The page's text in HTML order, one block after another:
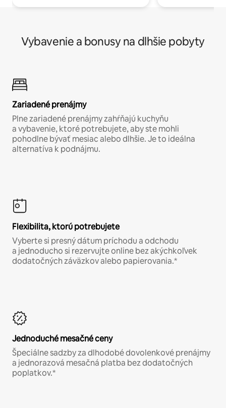
Vybavenie a bonusy na dlhšie pobyty
Zariadené prenájmy
Plne zariadené prenájmy zahŕňajú kuchyňu
a vybavenie, ktoré potrebujete, aby ste mohli
pohodlne bývať mesiac alebo dlhšie. Je to ideálna
alternatíva k podnájmu.
Flexibilita, ktorú potrebujete
Vyberte si presný dátum príchodu a odchodu
a jednoducho si rezervujte online bez akýchkoľvek
dodatočných záväzkov alebo papierovania.*
Jednoduché mesačné ceny
Špeciálne sadzby za dlhodobé dovolenkové prenájmy
a jednorazová mesačná platba bez dodatočných
poplatkov.*